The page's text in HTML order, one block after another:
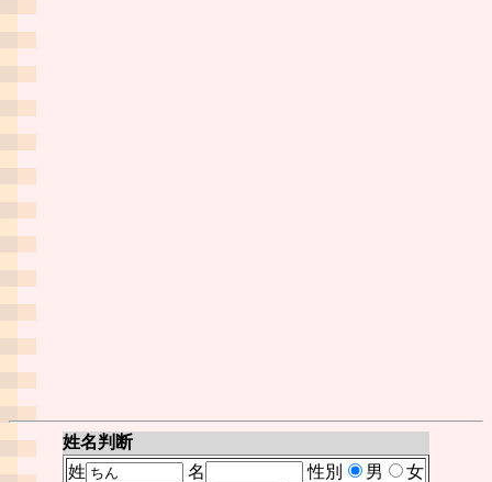
姓名判断
姓
名 性別 男 女